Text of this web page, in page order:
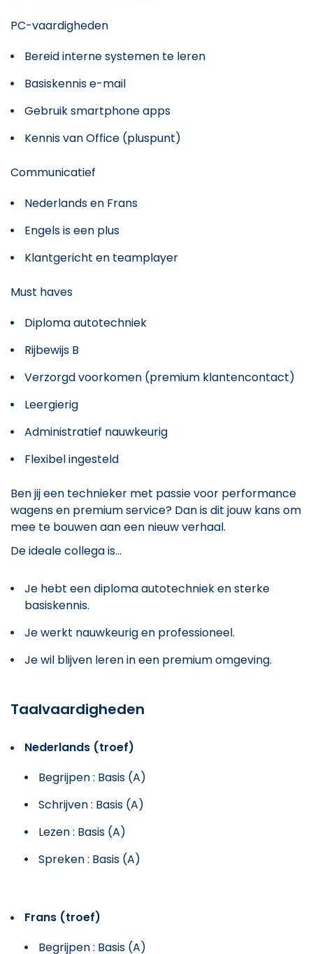
PC-vaardigheden
Bereid interne systemen te leren
Basiskennis e-mail
Gebruik smartphone apps
Kennis van Office (pluspunt)
Communicatief
Nederlands en Frans
Engels is een plus
Klantgericht en teamplayer
Must haves
Diploma autotechniek
Rijbewijs B
Verzorgd voorkomen (premium klantencontact)
Leergierig
Administratief nauwkeurig
Flexibel ingesteld
Ben jij een technieker met passie voor performance
wagens en premium service? Dan is dit jouw kans om
mee te bouwen aan een nieuw verhaal.
De ideale collega is...
Je hebt een diploma autotechniek en sterke
basiskennis.
Je werkt nauwkeurig en professioneel.
Je wil blijven leren in een premium omgeving.
Taalvaardigheden
Nederlands (troef)
Begrijpen : Basis (A)
Schrijven : Basis (A)
Lezen : Basis (A)
Spreken : Basis (A)
Frans (troef)
Begrijpen : Basis (A)